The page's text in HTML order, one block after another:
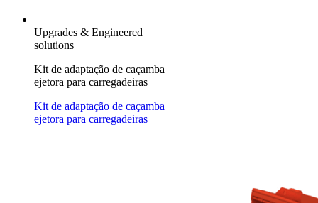
Upgrades & Engineered
solutions
Kit de adaptação de caçamba
ejetora para carregadeiras
Kit de adaptação de caçamba
ejetora para carregadeiras